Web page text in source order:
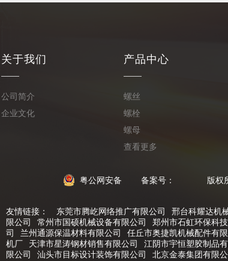
关于我们
公司简介
企业文化
产品中心
螺丝
螺栓
螺母
查看更多
粤公网安备 备案号： 版权所有：
友情链接： 东莞市腾屹网络推广有限公司 邢台科耀达机
限公司
常州市国硕机械设备有限公司 郑州市石虹环保科
司
兰州通源保温材料有限公司 任丘市奥捷凯机械配件有
机厂
天津市星涛钢材销售有限公司 江阴市宇恒塑胶制品
限公司
汕头市目标设计装饰有限公司 北京金泰集团有限